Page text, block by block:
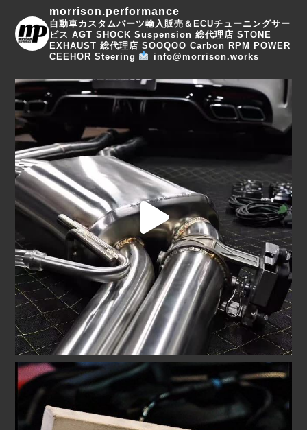
morrison.performance
自動車カスタムパーツ輸入販売＆ECUチューニングサー
ビス AGT SHOCK Suspension 総代理店 STONE
EXHAUST 総代理店 SOOQOO Carbon RPM POWER
CEEHOR Steering
info@morrison.works